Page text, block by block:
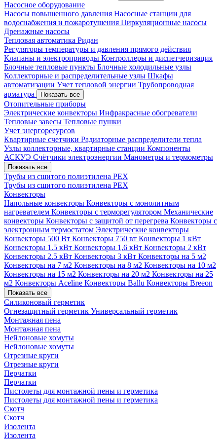
Насосное оборудование
Насосы повышенного давления Насосные станции для
водоснабжения и пожаротушения Циркуляционные насосы
Дренажные насосы
Тепловая автоматика Ридан
Регуляторы температуры и давления прямого действия
Клапаны и электроприводы Контроллеры и диспетчеризация
Блочные тепловые пункты Блочные холодильные узлы
Коллекторные и распределительные узлы Шкафы
автоматизации Учет тепловой энергии Трубопроводная
арматура
Показать все
Отопительные приборы
Электрические конвекторы Инфракрасные обогреватели
Тепловые завесы Тепловые пушки
Учет энергоресурсов
Квартирные счетчики Радиаторные распределители тепла
Узлы коллекторные, квартирные станции Компоненты
АСКУЭ Счётчики электроэнергии Манометры и термометры
Показать все
Трубы из сшитого полиэтилена PEX
Трубы из сшитого полиэтилена PEX
Конвекторы
Напольные конвекторы Конвекторы с монолитным
нагревателем Конвекторы с терморегулятором Механические
конвекторы Конвекторы с защитой от перегрева Конвекторы с
электронным термостатом Электрические конвекторы
Конвекторы 500 Вт Конвекторы 750 вт Конвекторы 1 кВт
Конвекторы 1.5 кВт Конвекторы 1,6 кВт Конвекторы 2 кВт
Конвекторы 2.5 кВт Конвекторы 3 кВт Конвекторы на 5 м2
Конвекторы на 7 м2 Конвекторы на 8 м2 Конвекторы на 10 м2
Конвекторы на 15 м2 Конвекторы на 20 м2 Конвекторы на 25
м2 Конвекторы Aceline Конвекторы Ballu Конвекторы Breeon
Показать все
Силиконовый герметик
Огнезащитный герметик Универсальный герметик
Монтажная пена
Монтажная пена
Нейлоновые хомуты
Нейлоновые хомуты
Отрезные круги
Отрезные круги
Перчатки
Перчатки
Пистолеты для монтажной пены и герметика
Пистолеты для монтажной пены и герметика
Скотч
Скотч
Изолента
Изолента